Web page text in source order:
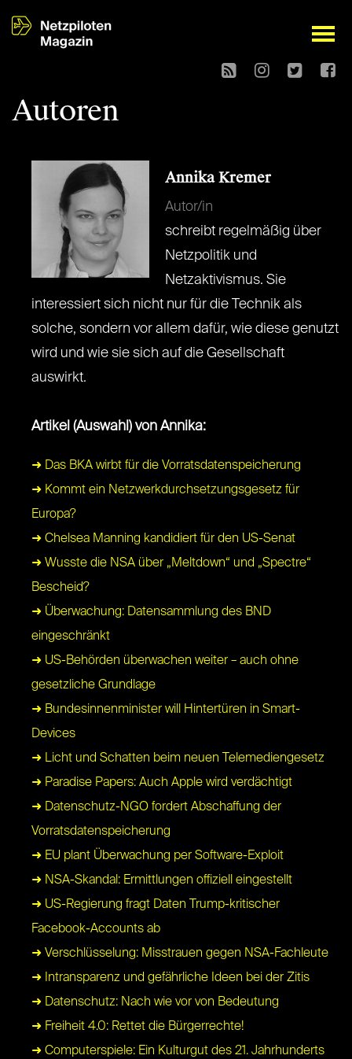
open
Autoren
Annika Kremer
Autor/in
schreibt regelmäßig über
Netzpolitik und
Netzaktivismus. Sie
interessiert sich nicht nur für die Technik als
solche, sondern vor allem dafür, wie diese genutzt
wird und wie sie sich auf die Gesellschaft
auswirkt.
Artikel (Auswahl) von Annika:
➜ Das BKA wirbt für die Vorratsdatenspeicherung
➜ Kommt ein Netzwerkdurchsetzungsgesetz für
Europa?
➜ Chelsea Manning kandidiert für den US-Senat
➜ Wusste die NSA über „Meltdown“ und „Spectre“
Bescheid?
➜ Überwachung: Datensammlung des BND
eingeschränkt
➜ US-Behörden überwachen weiter – auch ohne
gesetzliche Grundlage
➜ Bundesinnenminister will Hintertüren in Smart-
Devices
➜ Licht und Schatten beim neuen Telemediengesetz
➜ Paradise Papers: Auch Apple wird verdächtigt
➜ Datenschutz-NGO fordert Abschaffung der
Vorratsdatenspeicherung
➜ EU plant Überwachung per Software-Exploit
➜ NSA-Skandal: Ermittlungen offiziell eingestellt
➜ US-Regierung fragt Daten Trump-kritischer
Facebook-Accounts ab
➜ Verschlüsselung: Misstrauen gegen NSA-Fachleute
➜ Intransparenz und gefährliche Ideen bei der Zitis
➜ Datenschutz: Nach wie vor von Bedeutung
➜ Freiheit 4.0: Rettet die Bürgerrechte!
➜ Computerspiele: Ein Kulturgut des 21. Jahrhunderts